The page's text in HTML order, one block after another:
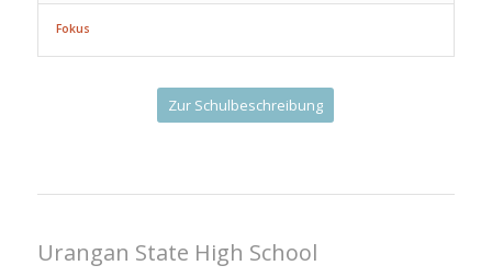
Fokus
Zur Schulbeschreibung
Urangan State High School